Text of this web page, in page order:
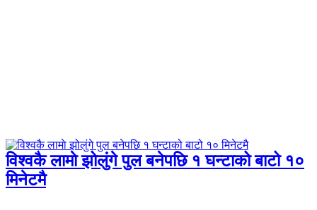
विश्वकै लामाे झोलुंगे पुल बनेपछि १ घन्टाको बाटो १०
मिनेटमै